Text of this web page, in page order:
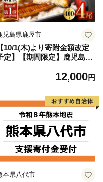
児島県鹿屋市
【10/1(木)より寄附金額改定
定】【期間限定】鹿児島県
12,000円
本県八代市